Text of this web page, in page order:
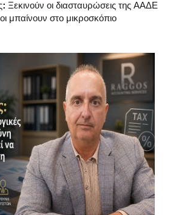
Ξεκινούν οι διασταυρώσεις της ΑΑΔΕ
μπαίνουν στο μικροσκόπιο